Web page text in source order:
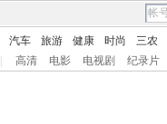
汽车 旅游 健康 时尚 三农
高清 电影 电视剧 纪录片